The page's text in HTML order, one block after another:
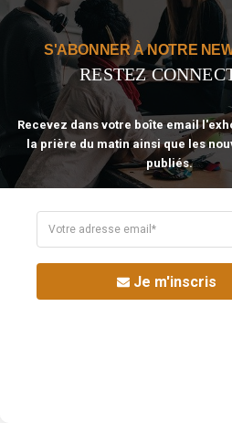
Fiançailles
Foi
Grâce
Joie
Jésus
Mariage
Pardon
Peur
Saint-Esprit
Salut
Sexe
S'ABONNER À NOTRE
RESTEZ
Recevez dans votre boîte email
la prière du matin ainsi que les
publiés.
Je m'inscris